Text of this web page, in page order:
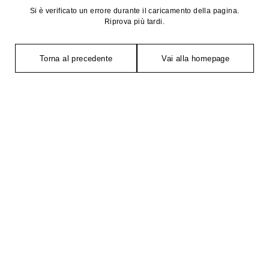
Si è verificato un errore durante il caricamento della pagina.
Riprova più tardi.
Torna al precedente Vai alla homepage